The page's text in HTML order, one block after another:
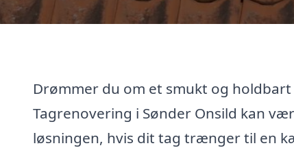
Drømmer du om et smukt og holdbart
Tagrenovering i Sønder Onsild kan
løsningen, hvis dit tag trænger til en